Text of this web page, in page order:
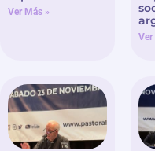
Ver Más »
Ver